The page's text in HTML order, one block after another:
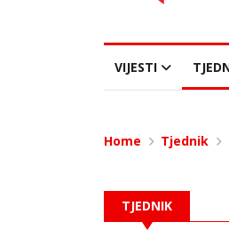
VIJESTI
Home Tjednik
TJEDNIK